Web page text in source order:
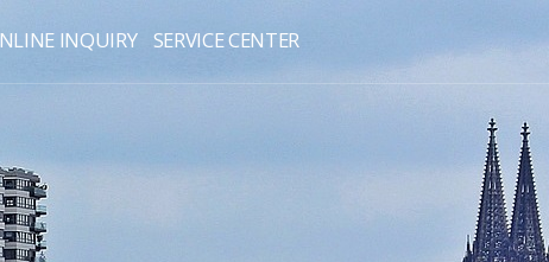
INQUIRY SERVICE CENTER